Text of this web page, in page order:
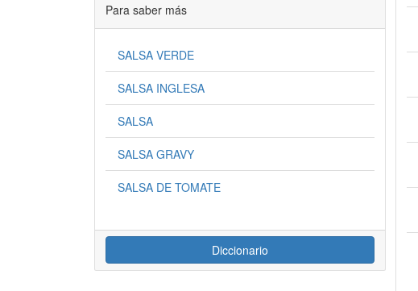
Para saber más
SALSA VERDE
SALSA INGLESA
SALSA
SALSA GRAVY
SALSA DE TOMATE
Diccionario